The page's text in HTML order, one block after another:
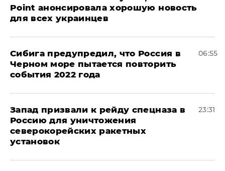
Point анонсировала хорошую новость
для всех украинцев
Сибига предупредил, что Россия в
Черном море пытается повторить
события 2022 года
06:55
Запад призвали к рейду спецназа в
Россию для уничтожения
северокорейских ракетных
установок
23:31